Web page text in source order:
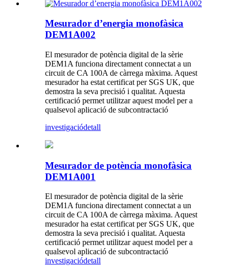
Mesurador d’energia monofàsica
DEM1A002
El mesurador de potència digital de la sèrie
DEM1A funciona directament connectat a un
circuit de CA 100A de càrrega màxima. Aquest
mesurador ha estat certificat per SGS UK, que
demostra la seva precisió i qualitat. Aquesta
certificació permet utilitzar aquest model per a
qualsevol aplicació de subcontractació
investigaciódetall
Mesurador de potència monofàsica
DEM1A001
El mesurador de potència digital de la sèrie
DEM1A funciona directament connectat a un
circuit de CA 100A de càrrega màxima. Aquest
mesurador ha estat certificat per SGS UK, que
demostra la seva precisió i qualitat. Aquesta
certificació permet utilitzar aquest model per a
qualsevol aplicació de subcontractació
investigaciódetall